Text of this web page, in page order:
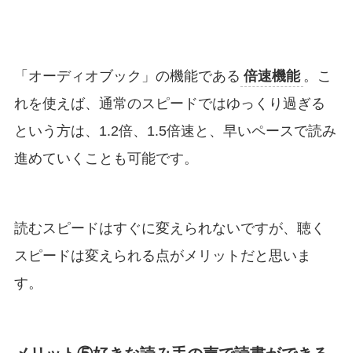
「オーディオブック」の機能である 倍速機能 。こ
れを使えば、通常のスピードではゆっくり過ぎる
という方は、1.2倍、1.5倍速と、早いペースで読み
進めていくことも可能です。
読むスピードはすぐに変えられないですが、聴く
スピードは変えられる点がメリットだと思いま
す。